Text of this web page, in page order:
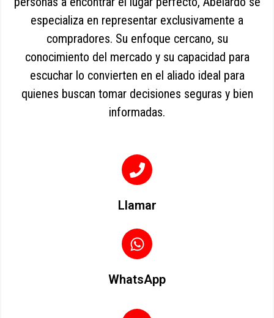
especializa en representar exclusivamente a
compradores. Su enfoque cercano, su
conocimiento del mercado y su capacidad para
escuchar lo convierten en el aliado ideal para
quienes buscan tomar decisiones seguras y bien
informadas.
Llamar
WhatsApp